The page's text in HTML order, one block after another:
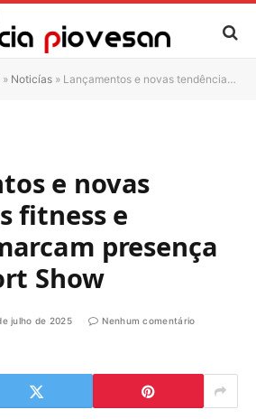
» Noticías » Lançamentos e novas tendências fitness e wellness marcam presença na Rio Sport Show
e novas
fitness e
presença
Show
julho de 2025 Nenhum comentário